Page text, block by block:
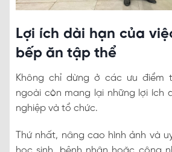
Lợi ích dài hạn của
bếp ăn tập thể
Không chỉ dừng ở các ưu điểm
ngoài còn mang lại những lợi ích
nghiệp và tổ chức.
Thứ nhất, nâng cao hình ảnh và